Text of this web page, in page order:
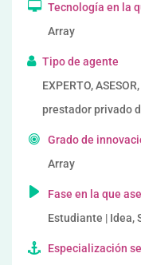
Tecnología en la
Array
Tipo de agente
EXPERTO,
prestador privado
Grado de
Array
Fase en la que
Estudiante | Idea,
Especialización